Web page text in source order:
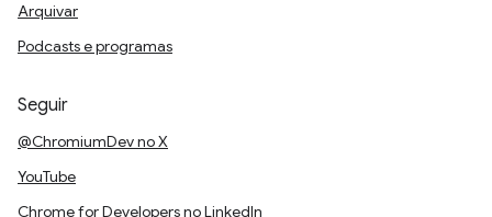
Arquivar
Podcasts e programas
Seguir
@ChromiumDev no X
YouTube
Chrome for Developers no LinkedIn